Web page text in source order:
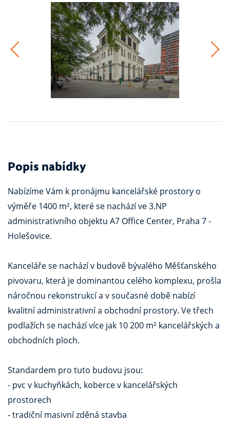
Popis nabídky
Nabízíme Vám k pronájmu kancelářské prostory o
výměře 1400 m², které se nachází ve 3.NP
administrativního objektu A7 Office Center, Praha 7 -
Holešovice.
Kanceláře se nachází v budově bývalého Měšťanského
pivovaru, která je dominantou celého komplexu, prošla
náročnou rekonstrukcí a v současné době nabízí
kvalitní administrativní a obchodní prostory. Ve třech
podlažích se nachází více jak 10 200 m² kancelářských a
obchodních ploch.
Standardem pro tuto budovu jsou:
- pvc v kuchyňkách, koberce v kancelářských
prostorech
- tradiční masivní zděná stavba